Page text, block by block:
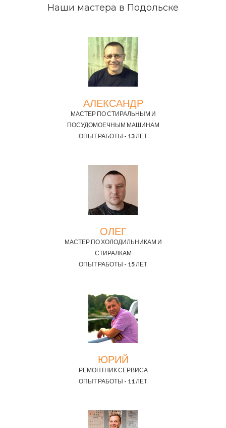
Наши мастера в Подольске
АЛЕКСАНДР
МАСТЕР ПО СТИРАЛЬНЫМ И
ПОСУДОМОЕЧНЫМ МАШИНАМ
ОПЫТ РАБОТЫ - 13 ЛЕТ
ОЛЕГ
МАСТЕР ПО ХОЛОДИЛЬНИКАМ И
СТИРАЛКАМ
ОПЫТ РАБОТЫ - 15 ЛЕТ
ЮРИЙ
РЕМОНТНИК СЕРВИСА
ОПЫТ РАБОТЫ - 11 ЛЕТ